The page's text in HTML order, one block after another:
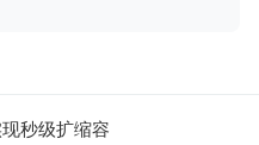
秒级扩缩容